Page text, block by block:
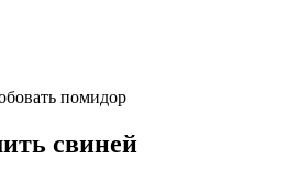
помидор
свиней